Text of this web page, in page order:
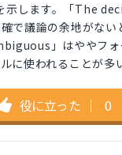
示します。「The
で議論の余地がない
」はややフ
に使われることが多
役に立った ｜ 0